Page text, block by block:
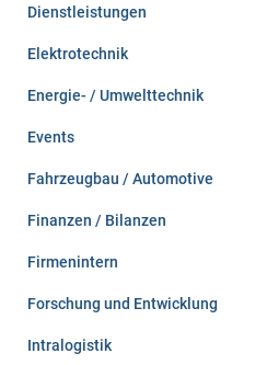
Dienstleistungen
Elektrotechnik
Energie- / Umwelttechnik
Events
Fahrzeugbau / Automotive
Finanzen / Bilanzen
Firmenintern
Forschung und Entwicklung
Intralogistik